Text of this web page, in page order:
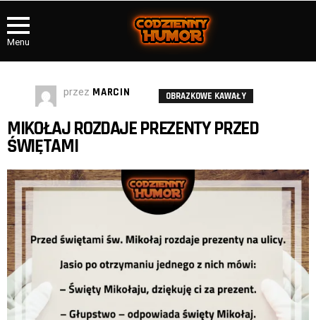
Menu
przez MARCIN OBRAZKOWE KAWAŁY
MIKOŁAJ ROZDAJE PREZENTY PRZED
ŚWIĘTAMI